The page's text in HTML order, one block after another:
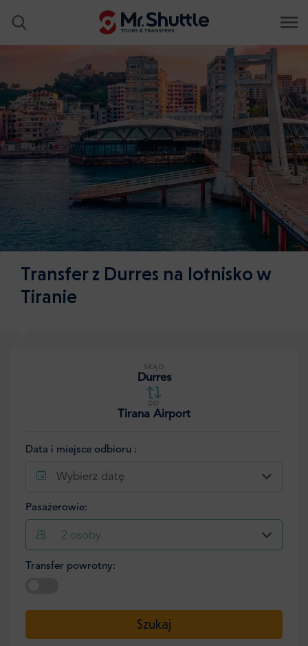
Transfer z Durres na lotnisko w
Tiranie
SKĄD
Durres
DO
Tirana Airport
Data i miejsce odbioru :
Wybierz datę
Pasażerowie:
2 osoby
Transfer powrotny:
Szukaj